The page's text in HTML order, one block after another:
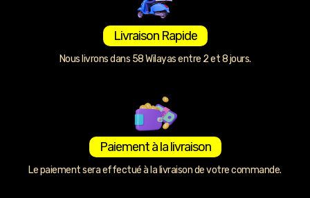
Livraison Rapide
Nous livrons dans 58 Wilayas entre 2 et 8 jours.
Paiement à la livraison
Le paiement sera effectué à la livraison de votre commande.